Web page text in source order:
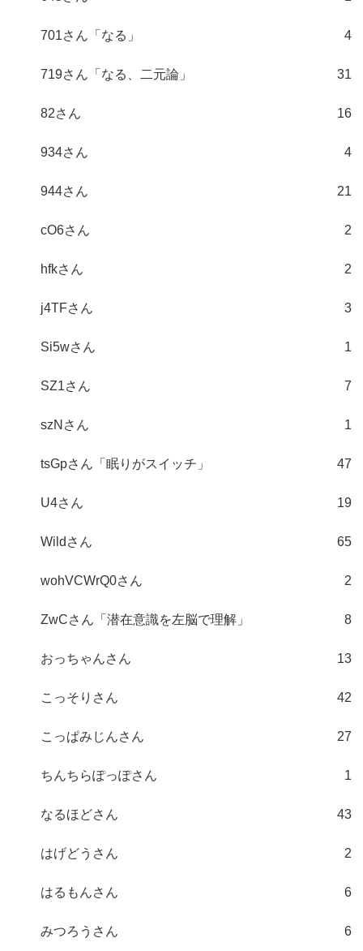
701さん「なる」 4
719さん「なる、二元論」 31
82さん 16
934さん 4
944さん 21
cO6さん 2
hfkさん 2
j4TFさん 3
Si5wさん 1
SZ1さん 7
szNさん 1
tsGpさん「眠りがスイッチ」 47
U4さん 19
Wildさん 65
wohVCWrQ0さん 2
ZwCさん「潜在意識を左脳で理解」 8
おっちゃんさん 13
こっそりさん 42
こっぱみじんさん 27
ちんちらぽっぽさん 1
なるほどさん 43
はげどうさん 2
はるもんさん 6
みつろうさん 6